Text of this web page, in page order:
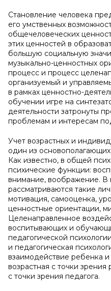
Становление человека
его умственных
общечеловеческих
этих ценностей в
большую социальную
музыкально-ценностных
процесс и процесс
организуемый и
в рамках ценностно-
обучении игре на
деятельности затронуты
проблемам и интересам
Учет возрастных и
один из
Как известно, в общей
психические функции:
внимание, воображение. В
рассматриваются такие
мотивация, самооценка,
ценностные ориентации,
Целенаправленное
воспитывающих и
педагогической
и педагогическая
взаимодействие ребенка и
возрастная с точки
с точки зрения педагога.